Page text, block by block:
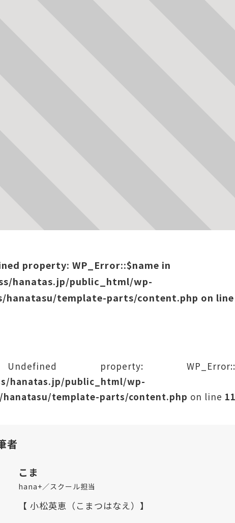
property: WP_Error::$name in
hanatas.jp/public_html/wp-
hanatasu/template-parts/content.php on line
property:
hanatas.jp/public_html/wp-
template-parts/content.php on line
者
こま
hana+／スクール担当
【 小松英恵（こまつはなえ）】